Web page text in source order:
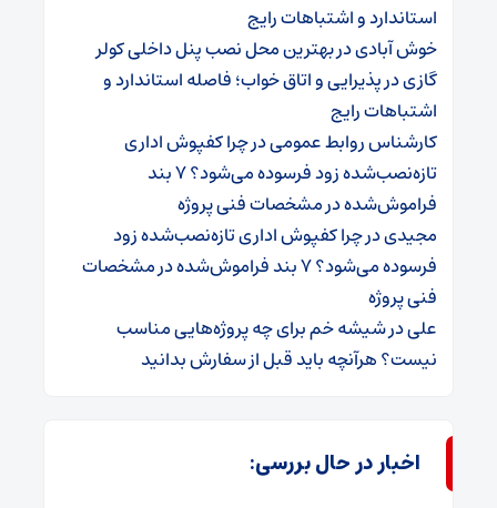
استاندارد و اشتباهات رایج
خوش آبادیدربهترین محل نصب پنل داخلی کولر
گازی در پذیرایی و اتاق خواب؛ فاصله استاندارد و
اشتباهات رایج
کارشناس روابط عمومیدرچرا کفپوش اداری
تازه‌نصب‌شده زود فرسوده می‌شود؟ ۷ بند
فراموش‌شده در مشخصات فنی پروژه
مجیدیدرچرا کفپوش اداری تازه‌نصب‌شده زود
فرسوده می‌شود؟ ۷ بند فراموش‌شده در مشخصات
فنی پروژه
علیدرشیشه خم برای چه پروژه‌هایی مناسب
نیست؟ هرآنچه باید قبل از سفارش بدانید
اخبار در حال بررسی: